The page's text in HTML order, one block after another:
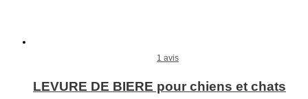
1 avis
LEVURE DE BIERE pour chiens et chats